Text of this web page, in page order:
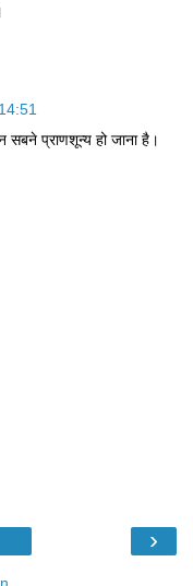
सबने प्राणशून्‍य हो जाना है।
›